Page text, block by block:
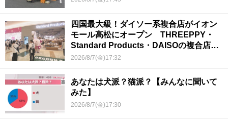
四国最大級！ダイソー系複合店がイオン
モール高松にオープン THREEPPY・
Standard Products・DAISOの複合店は
香川県初
2026/8/7(金)17:32
あなたは犬派？猫派？【みんなに聞いて
みた】
2026/8/7(金)17:30